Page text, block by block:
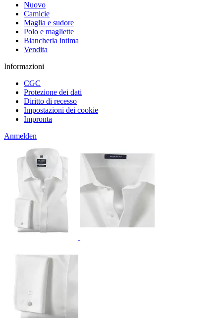
Nuovo
Camicie
Maglia e sudore
Polo e magliette
Biancheria intima
Vendita
Informazioni
CGC
Protezione dei dati
Diritto di recesso
Impostazioni dei cookie
Impronta
Anmelden